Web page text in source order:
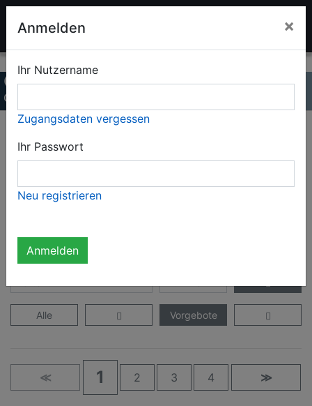
LADENBURGER
SPIELZEUGAUKTION
Giengen-Steiff-Auktion 2026
Online-Katalog
Seite 1 / 4
Gesamter Katalog
Gesamter Katalog (198 Objekte)
Alle Vorgebote
≪ 1 2 3 4 ≫
Anmelden ×
Ihr Nutzername
Zugangsdaten vergessen
Ihr Passwort
Neu registrieren
Anmelden